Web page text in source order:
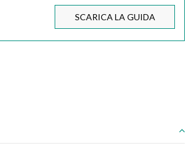
SCARICA LA GUIDA